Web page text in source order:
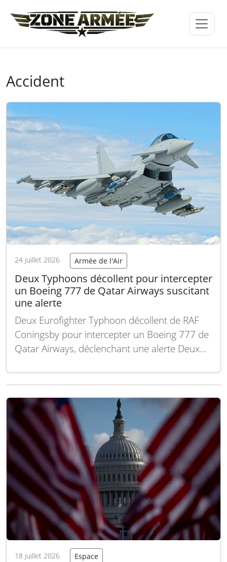
Accident
24 juillet 2026 Armée de l'Air
Deux Typhoons décollent pour intercepter
un Boeing 777 de Qatar Airways suscitant
une alerte
Deux Eurofighter Typhoon décollent de RAF
Coningsby pour intercepter un Boeing 777 de
Qatar Airways, déclenchant une alerte Deux
la base RAF Coningsby pour intercepter un
l’aéroport de Manchester. Cette intervention,
identifiée grâce à des données…
Lire la suite
18 juillet 2026 Espace